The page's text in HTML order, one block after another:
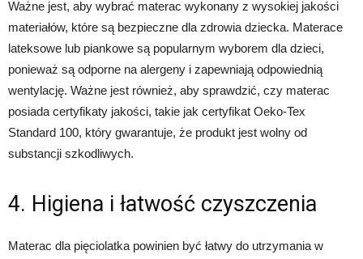
Ważne jest, aby wybrać materac wykonany z wysokiej jakości
materiałów, które są bezpieczne dla zdrowia dziecka. Materace
lateksowe lub piankowe są popularnym wyborem dla dzieci,
ponieważ są odporne na alergeny i zapewniają odpowiednią
wentylację. Ważne jest również, aby sprawdzić, czy materac
posiada certyfikaty jakości, takie jak certyfikat Oeko-Tex
Standard 100, który gwarantuje, że produkt jest wolny od
substancji szkodliwych.
4. Higiena i łatwość czyszczenia
Materac dla pięciolatka powinien być łatwy do utrzymania w